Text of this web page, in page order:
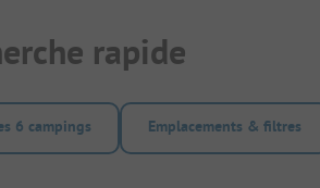
rapide
6 campings Emplacements & filtres